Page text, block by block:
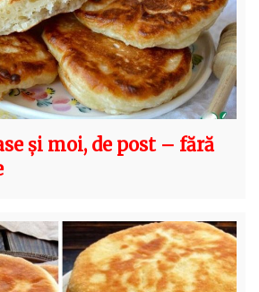
și moi, de post – fără